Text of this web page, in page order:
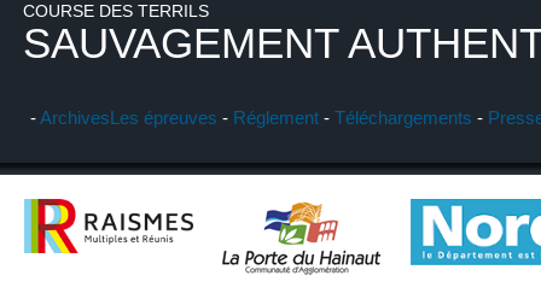
COURSE DES TERRILS
SAUVAGEMENT
-ArchivesLes épreuves - Réglement - Téléchargements -